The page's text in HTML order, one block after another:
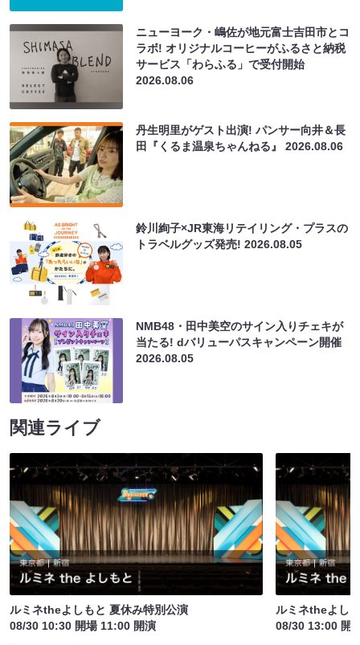
ニューヨーク・嶋佐が地元富士吉田市とコ
ラボ! オリジナルコーヒーがふるさと納税
サービス「わらふる」で受付開始
2026.08.06
丹生明里がゲスト出演! パンサー向井＆長
田『くるま温泉ちゃんねる』2026.08.06
鈴川絢子×JR東海リテイリング・プラスの
トラベルグッズ発売!2026.08.05
NMB48・田中美空のサイン入りチェキが
当たる! dバリューパスキャンペーン開催
2026.08.05
関連ライブ
ルミネtheよしもと 夏休み特別公演
08/30 10:30 開場 11:00 開演
ルミネtheよし
08/30 13:00 開